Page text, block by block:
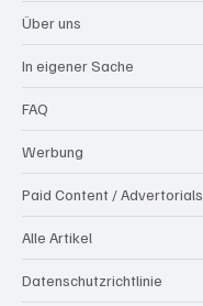
Über uns
In eigener Sache
FAQ
Werbung
Paid Content / Advertorials
Alle Artikel
Datenschutzrichtlinie